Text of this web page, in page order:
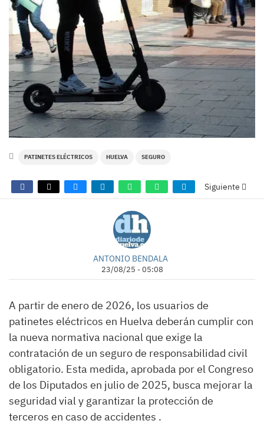
PATINETES ELÉCTRICOS HUELVA SEGURO
Siguiente
ANTONIO BENDALA
23/08/25 - 05:08
A partir de enero de 2026, los usuarios de
patinetes eléctricos en Huelva deberán cumplir con
la nueva normativa nacional que exige la
contratación de un seguro de responsabilidad civil
obligatorio. Esta medida, aprobada por el Congreso
de los Diputados en julio de 2025, busca mejorar la
seguridad vial y garantizar la protección de
terceros en caso de accidentes .